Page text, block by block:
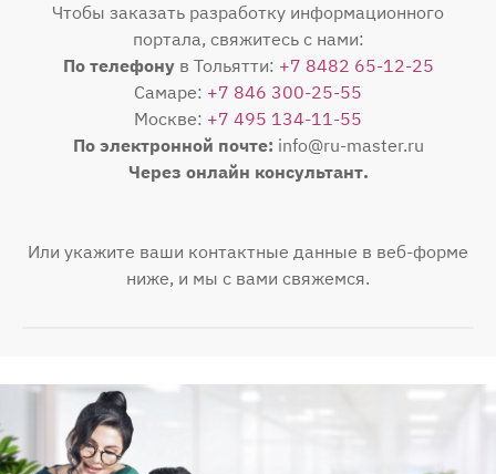
Чтобы заказать разработку информационного
портала, свяжитесь с нами:
По телефонув Тольятти: +7 8482 65-12-25
Самаре: +7 846 300-25-55
Москве: +7 495 134-11-55
По электронной почте: info@ru-master.ru
Через онлайн консультант.
Или укажите ваши контактные данные в веб-форме
ниже, и мы с вами свяжемся.